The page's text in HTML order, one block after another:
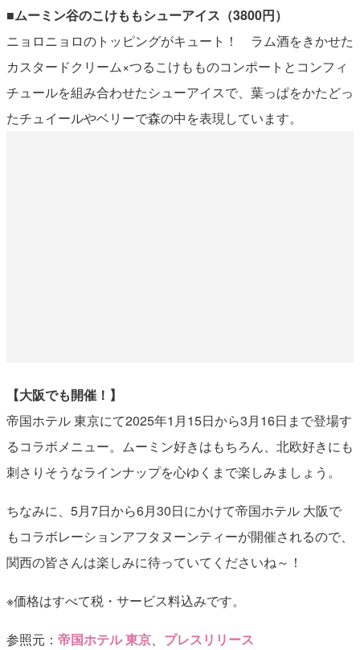
■ムーミン谷のこけももシューアイス（3800円）
ニョロニョロのトッピングがキュート！ ラム酒をきかせた
カスタードクリーム×つるこけもものコンポートとコンフィ
チュールを組み合わせたシューアイスで、葉っぱをかたどっ
たチュイールやベリーで森の中を表現しています。
【大阪でも開催！】
帝国ホテル 東京にて2025年1月15日から3月16日まで登場す
るコラボメニュー。ムーミン好きはもちろん、北欧好きにも
刺さりそうなラインナップを心ゆくまで楽しみましょう。
ちなみに、5月7日から6月30日にかけて帝国ホテル 大阪で
もコラボレーションアフタヌーンティーが開催されるので、
関西の皆さんは楽しみに待っていてくださいね～！
※価格はすべて税・サービス料込みです。
参照元： 帝国ホテル 東京、 プレスリリース